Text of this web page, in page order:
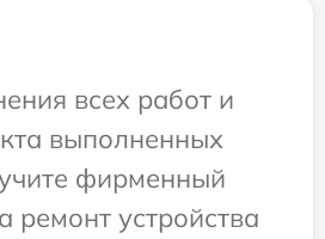
всех работ и
выполненных
фирменный
ремонт устройства